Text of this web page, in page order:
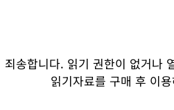
죄송합니다. 읽기 권한이 없거나
읽기자료를 구매 후 이